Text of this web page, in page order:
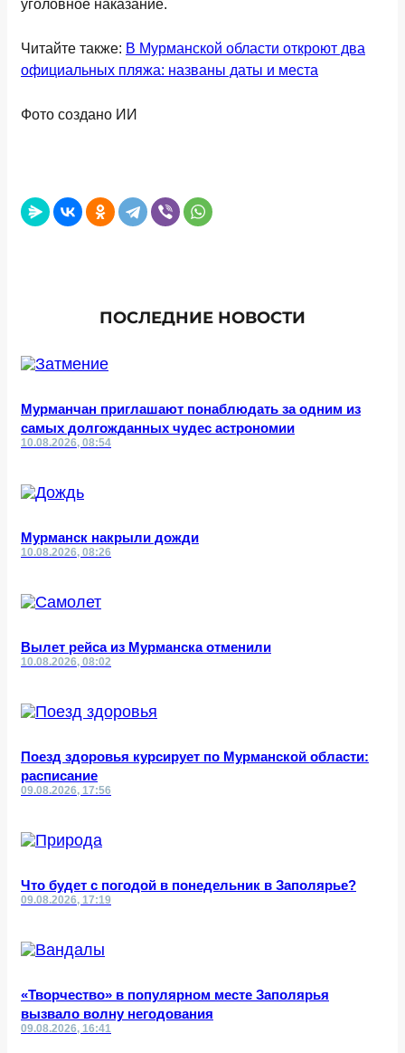
уголовное наказание.
Читайте также: В Мурманской области откроют два
официальных пляжа: названы даты и места
Фото создано ИИ
ПОСЛЕДНИЕ НОВОСТИ
Мурманчан приглашают понаблюдать за одним из
самых долгожданных чудес астрономии
10.08.2026, 08:54
Мурманск накрыли дожди
10.08.2026, 08:26
Вылет рейса из Мурманска отменили
10.08.2026, 08:02
Поезд здоровья курсирует по Мурманской области:
расписание
09.08.2026, 17:56
Что будет с погодой в понедельник в Заполярье?
09.08.2026, 17:19
«Творчество» в популярном месте Заполярья
вызвало волну негодования
09.08.2026, 16:41